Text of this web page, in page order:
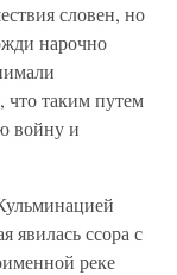
словен, но
нарочно
таким путем
войну и
явилась ссора с
реке